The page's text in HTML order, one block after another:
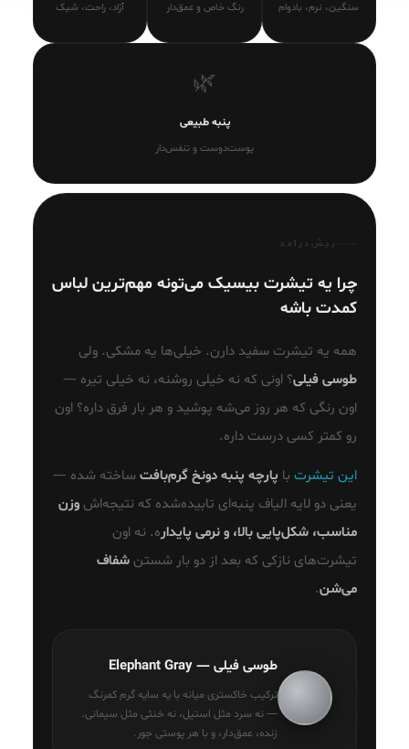
سنگین، نرم، بادوام رنگ خاص و عمق‌دار آزاد، راحت، شیک
🌿
پنبه طبیعی
پوست‌دوست و تنفس‌دار
پیش‌درآمد
چرا یه تیشرت بیسیک می‌تونه مهم‌ترین لباس
کمدت باشه
همه یه تیشرت سفید دارن. خیلی‌ها یه مشکی. ولی
طوسی فیلی؟ اونی که نه خیلی روشنه، نه خیلی تیره —
اون رنگی که هر روز می‌شه پوشید و هر بار فرق داره؟ اون
رو کمتر کسی درست داره.
این تیشرت با پارچه پنبه دونخ گرم‌بافت ساخته شده —
یعنی دو لایه الیاف پنبه‌ای تابیده‌شده که نتیجه‌اش وزن
مناسب، شکل‌پایی بالا، و نرمی پایداره. نه اون
تیشرت‌های نازکی که بعد از دو بار شستن شفاف
می‌شن.
طوسی فیلی — Elephant Gray
ترکیب خاکستری میانه با یه سایه گرم کمرنگ
— نه سرد مثل استیل، نه خنثی مثل سیمانی.
زنده، عمق‌دار، و با هر پوستی جور.